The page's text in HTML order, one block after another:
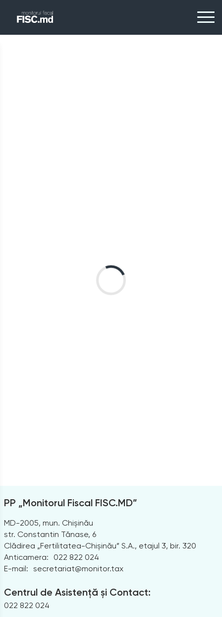
PP „Monitorul Fiscal FISC.MD”
MD-2005, mun. Chișinău
str. Constantin Tănase, 6
Clădirea „Fertilitatea-Chișinău” S.A., etajul 3, bir. 320
Anticamera:
022 822 024
E-mail: secretariat@monitor.tax
Centrul de Asistență și Contact:
022 822 024